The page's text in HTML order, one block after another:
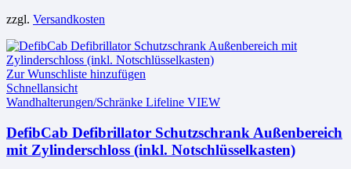
zzgl. Versandkosten
Zur Wunschliste hinzufügen
Schnellansicht
Wandhalterungen/Schränke Lifeline VIEW
DefibCab Defibrillator Schutzschrank Außenbereich
mit Zylinderschloss (inkl. Notschlüsselkasten)